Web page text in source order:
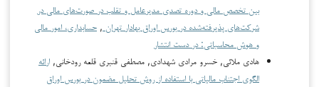
بین تخصص مالی و دوره تصدی مدیرعامل و تقلب در صورت‌های مالی در
شرکت‌های پذیرفته‌شده در بورس اوراق بهادار تهران , حسابداری، امور مالی
و هوش محاسباتی: در دست انتشار
هادی ملائی, خسرو مرادی شهدادی, مصطفی قنبری قلعه رودخانی, ارائه
الگوی اجتناب مالیاتی با استفاده از روش تحلیل مضمون در بورس اوراق